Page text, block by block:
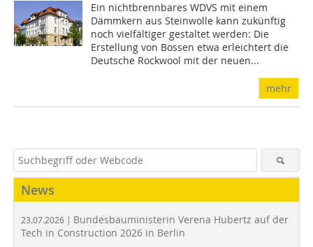
Ein nichtbrennbares WDVS mit einem
Dämmkern aus Steinwolle kann zukünftig
noch vielfältiger gestaltet werden: Die
Erstellung von Bossen etwa erleichtert die
Deutsche Rockwool mit der neuen...
mehr
News
23.07.2026 | Bundesbauministerin Verena Hubertz auf der
Tech in Construction 2026 in Berlin